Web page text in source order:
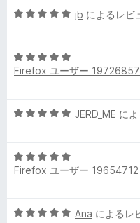
5
価
5
中
5
価
jb によるレビ
5
段
5
価
Firefox ユーザー 19726857
5
中
5
価
JERD_ME に
5
段
5
Firefox ユーザー 19654712
5
Ana によるレ